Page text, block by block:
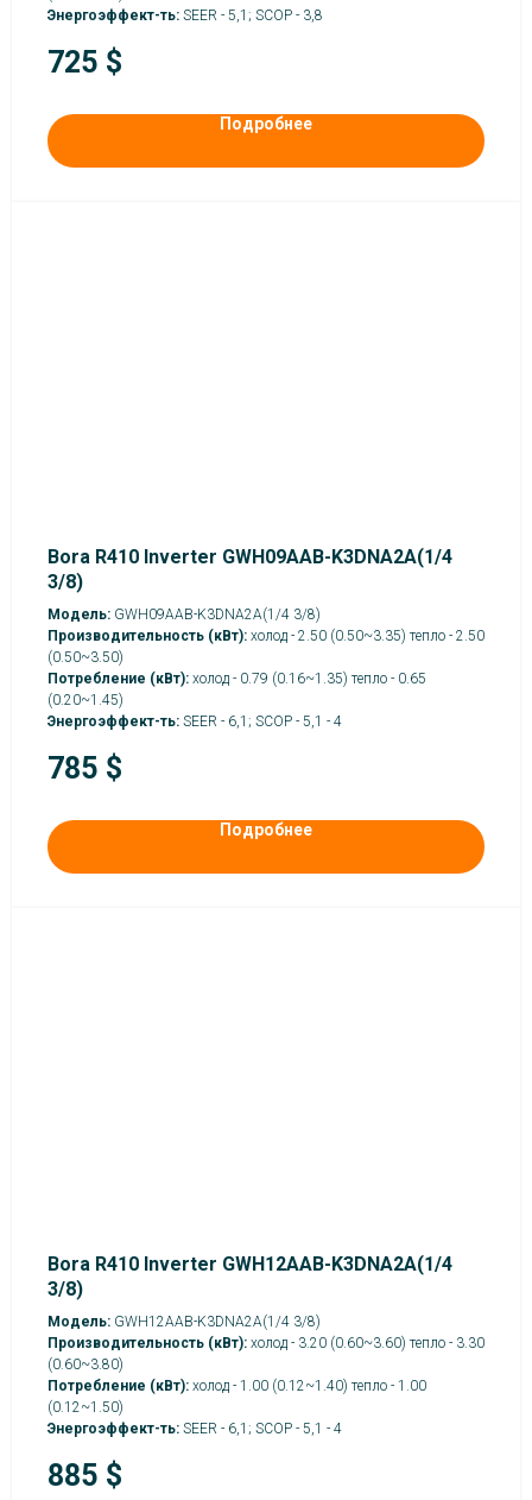
Энергоэффект-ть: SEER - 5,1; SCOP - 3,8
725 $
Подробнее
Bora R410 Inverter GWH09AAB-K3DNA2A(1/4
3/8)
Модель: GWH09AAB-K3DNA2A(1/4 3/8)
Производительность (кВт): холод - 2.50 (0.50~3.35) тепло - 2.50
(0.50~3.50)
Потребление (кВт): холод - 0.79 (0.16~1.35) тепло - 0.65
(0.20~1.45)
Энергоэффект-ть: SEER - 6,1; SCOP - 5,1 - 4
785 $
Подробнее
Bora R410 Inverter GWH12AAB-K3DNA2A(1/4
3/8)
Модель: GWH12AAB-K3DNA2A(1/4 3/8)
Производительность (кВт): холод - 3.20 (0.60~3.60) тепло - 3.30
(0.60~3.80)
Потребление (кВт): холод - 1.00 (0.12~1.40) тепло - 1.00
(0.12~1.50)
Энергоэффект-ть: SEER - 6,1; SCOP - 5,1 - 4
885 $